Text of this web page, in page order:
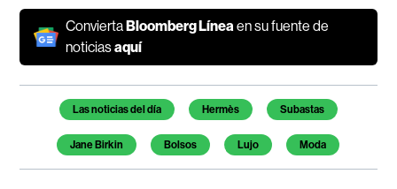
ConviertaBloomberg Líneaen su fuente de
noticiasaquí
Temas de este artículo
Las noticias del día Hermès Subastas
Jane Birkin Bolsos Lujo Moda